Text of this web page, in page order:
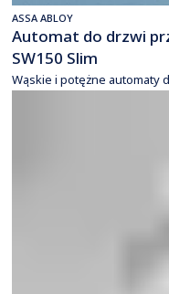
ASSA ABLOY
Automat do drzwi
SW150 Slim
Wąskie i potężne automaty